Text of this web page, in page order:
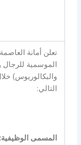
تعلن أمانة
الموسمية للرجال
التالي:
المسمى الوظيفية: